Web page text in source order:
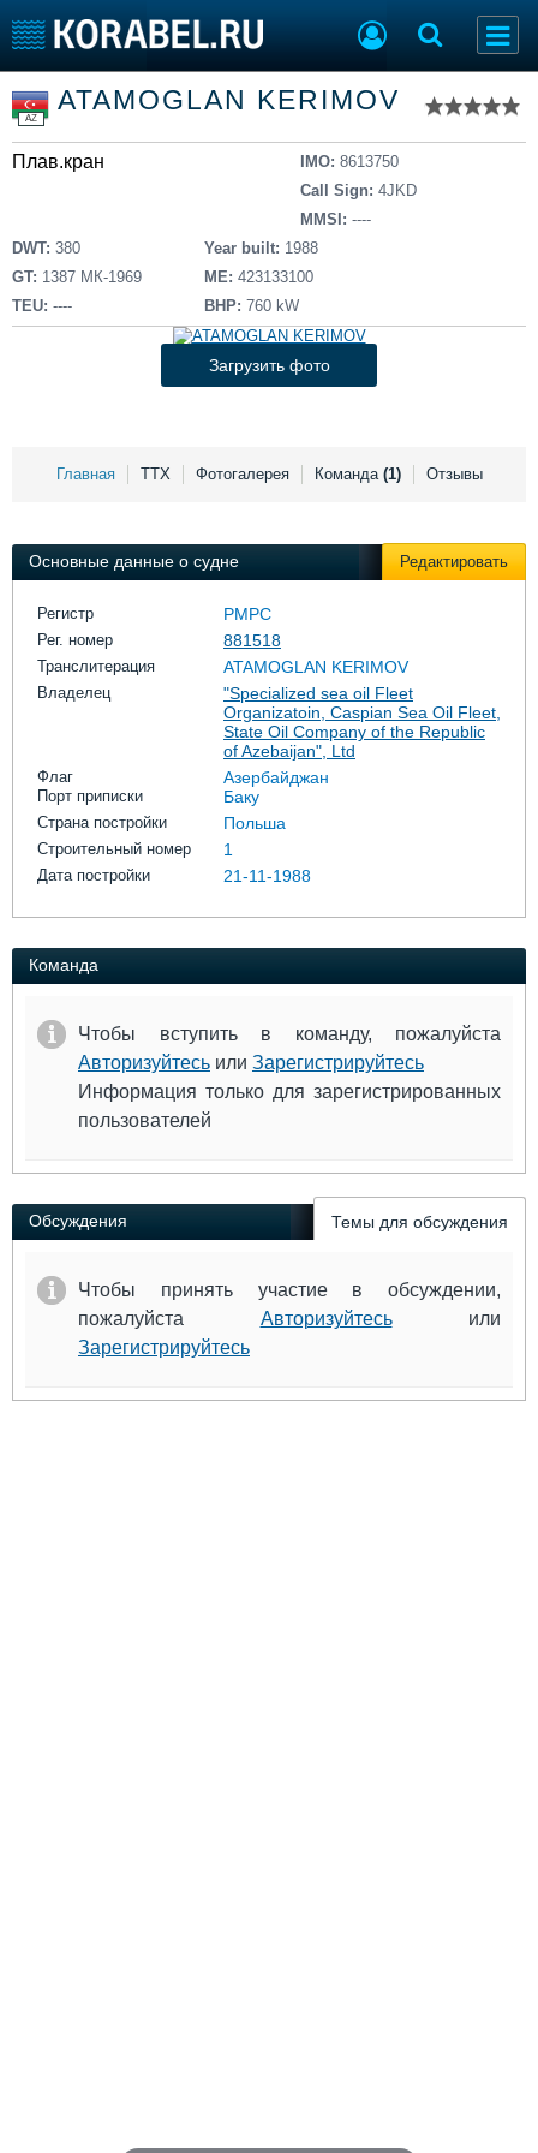
Тип судна
Добавить судно
Добавить проект
Последние 100
Пульс
Новости
Компании
Репутация
Торговая площадка
Доска объявлений
Продажа флота
Оборудование
Изделия
Материалы
Услуги
Выставки и семинары
Личности
Словарь
Галерея флота
Форум
AZ
ATAMOGLAN KERIMOV
Плав.кран IMO: 8613750
Call Sign: 4JKD
MMSI: ----
DWT: 380
GT: 1387 МК-1969
TEU: ----
Year built: 1988
ME: 423133100
BHP: 760 kW
Загрузить фото
Главная ТТХ Фотогалерея Команда (1) Отзывы
Основные данные о судне Редактировать
Регистр РМРС
Рег. номер 881518
Транслитерация ATAMOGLAN KERIMOV
Владелец
"Specialized sea oil Fleet
Organizatoin, Caspian Sea Oil Fleet,
State Oil Company of the Republic
of Azebaijan", Ltd
Флаг Азербайджан
Порт приписки Баку
Страна постройки Польша
Строительный номер 1
Дата постройки 21-11-1988
Команда
Чтобы вступить в команду, пожалуйста
Авторизуйтесь или Зарегистрируйтесь
Информация только для зарегистрированных
пользователей
Обсуждения Темы для обсуждения
Чтобы принять участие в обсуждении,
пожалуйста Авторизуйтесьили
Зарегистрируйтесь